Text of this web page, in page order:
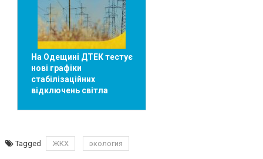
На Одещині ДТЕК тестує
нові графіки
стабілізаційних
відключень світла
Tagged ЖКХ экология